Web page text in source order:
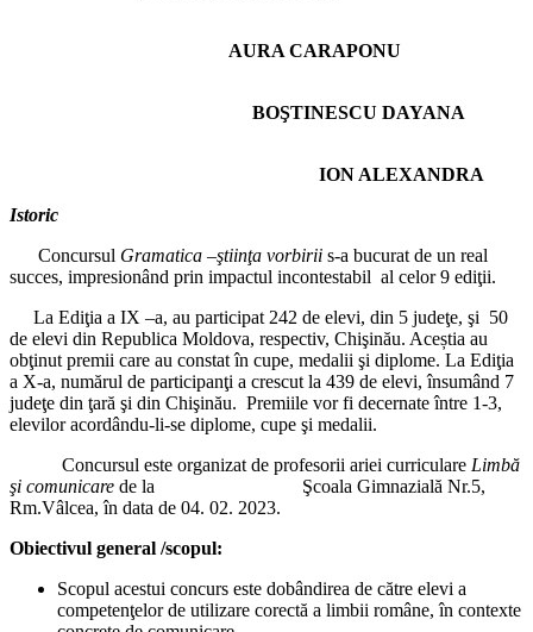
AURA CARAPONU
BOŞTINESCU DAYANA
ION ALEXANDRA
Istoric
Concursul Gramatica –ştiinţa vorbirii s-a bucurat de un real
succes, impresionând prin impactul incontestabil al celor 9 ediţii.
La Ediţia a IX –a, au participat 242 de elevi, din 5 judeţe, şi 50
de elevi din Republica Moldova, respectiv, Chişinău. Aceștia au
obţinut premii care au constat în cupe, medalii şi diplome. La Ediţia
a X-a, numărul de participanţi a crescut la 439 de elevi, însumând 7
judeţe din ţară şi din Chişinău. Premiile vor fi decernate între 1-3,
elevilor acordându-li-se diplome, cupe şi medalii.
Concursul este organizat de profesorii ariei curriculare Limbă
şi comunicare de la Şcoala Gimnazială Nr.5,
Rm.Vâlcea, în data de 04. 02. 2023.
Obiectivul general /scopul:
Scopul acestui concurs este dobândirea de către elevi a
competenţelor de utilizare corectă a limbii române, în contexte